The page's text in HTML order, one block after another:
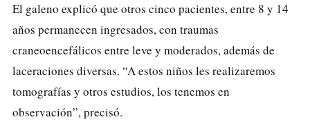
El galeno explicó que otros cinco pacientes, entre 8 y 14
años permanecen ingresados, con traumas
craneoencefálicos entre leve y moderados, además de
laceraciones diversas. “A estos niños les realizaremos
tomografías y otros estudios, los tenemos en
observación”, precisó.